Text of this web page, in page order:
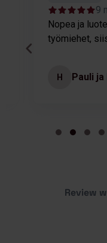
9
Nopea ja
työmiehet,
H Pauli
Review